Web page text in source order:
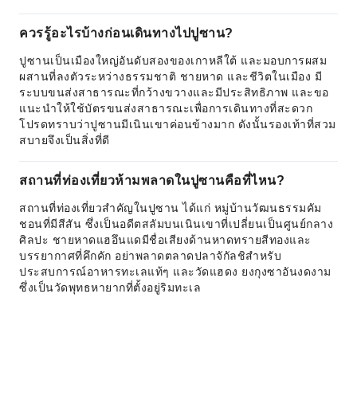
ควรรู้อะไรบ้างก่อนเดินทางไปปูซาน?
ปูซานเป็นเมืองใหญ่อันดับสองของเกาหลีใต้ และมอบการผสม
ผสานที่ลงตัวระหว่างธรรมชาติ ชายหาด และชีวิตในเมือง มี
ระบบขนส่งสาธารณะที่กว้างขวางและมีประสิทธิภาพ และขอ
แนะนำให้ใช้บัตรขนส่งสาธารณะเพื่อการเดินทางที่สะดวก
โปรดทราบว่าปูซานมีเนินเขาค่อนข้างมาก ดังนั้นรองเท้าที่สวม
สบายจึงเป็นสิ่งที่ดี
สถานที่ท่องเที่ยวห้ามพลาดในปูซานคือที่ไหน?
สถานที่ท่องเที่ยวสำคัญในปูซาน ได้แก่ หมู่บ้านวัฒนธรรมคัม
ชอนที่มีสีสัน ซึ่งเป็นอดีตสลัมบนเนินเขาที่เปลี่ยนเป็นศูนย์กลาง
ศิลปะ ชายหาดแฮอึนแดมีชื่อเสียงด้านหาดทรายสีทองและ
บรรยากาศที่คึกคัก อย่าพลาดตลาดปลาจักัลชิสำหรับ
ประสบการณ์อาหารทะเลแท้ๆ และวัดแฮดง ยงกุงซาอันงดงาม
ซึ่งเป็นวัดพุทธหายากที่ตั้งอยู่ริมทะเล